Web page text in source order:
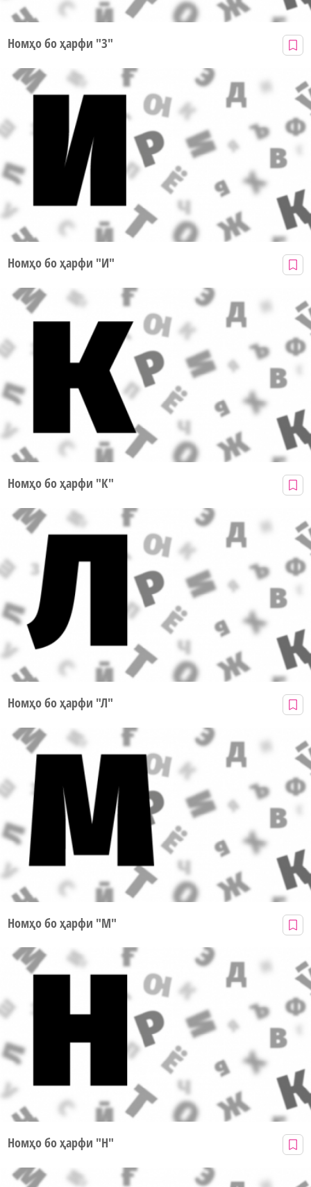
Номҳо бо ҳарфи "З"
Номҳо бо ҳарфи "И"
Номҳо бо ҳарфи "К"
Номҳо бо ҳарфи "Л"
Номҳо бо ҳарфи "М"
Номҳо бо ҳарфи "Н"